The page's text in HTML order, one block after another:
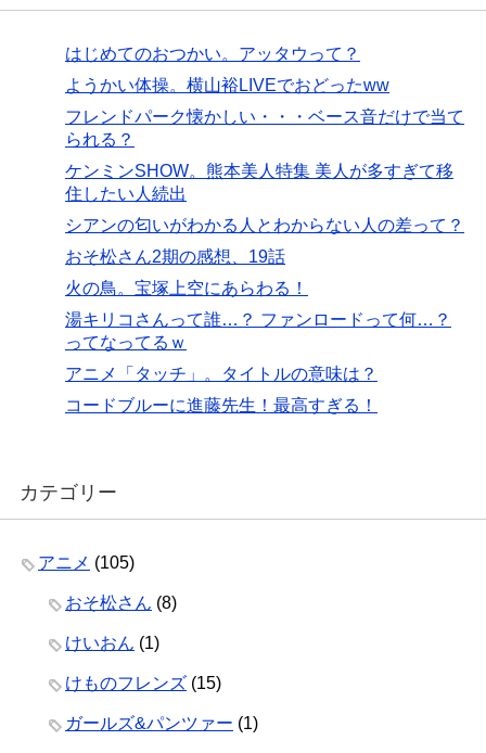
はじめてのおつかい。アッタウって？
ようかい体操。横山裕LIVEでおどったww
フレンドパーク懐かしい・・・ベース音だけで当て
られる？
ケンミンSHOW。熊本美人特集 美人が多すぎて移
住したい人続出
シアンの匂いがわかる人とわからない人の差って？
おそ松さん2期の感想、19話
火の鳥。宝塚上空にあらわる！
湯キリコさんって誰…？ ファンロードって何…？
ってなってるｗ
アニメ「タッチ」。タイトルの意味は？
コードブルーに進藤先生！最高すぎる！
カテゴリー
アニメ (105)
おそ松さん (8)
けいおん (1)
けものフレンズ (15)
ガールズ&パンツァー (1)